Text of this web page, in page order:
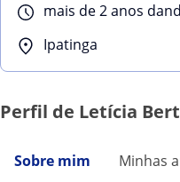
mais de 2 anos
Ipatinga
Perfil de Letícia
Sobre mim Minhas